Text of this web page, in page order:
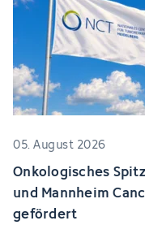
05. August 2026
Onkologisches
und Mannheim
gefördert